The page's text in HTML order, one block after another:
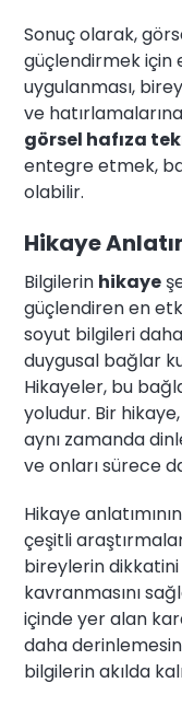
Sonuç olarak,
güçlendirmek için
uygulanması,
ve
görsel hafıza
entegre etmek,
olabilir.
Hikaye
Bilgilerin hikaye
güçlendiren en
soyut bilgileri
duygusal bağlar
Hikayeler, bu
yoludur. Bir
aynı zamanda
ve onları sürece
Hikaye
çeşitli
bireylerin
kavranmasını
içinde yer alan
daha
bilgilerin akılda